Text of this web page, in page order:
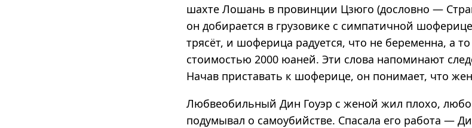
шахте Лошань в провинции Цзюго (дословно —
он добирается в грузовике с симпатичной
трясёт, и шоферица радуется, что не беременна, а
стоимостью 2000 юаней. Эти слова напоминают
Начав приставать к шоферице, он понимает, что
Любвеобильный Дин Гоуэр с женой жил плохо,
подумывал о самоубийстве. Спасала его работа —